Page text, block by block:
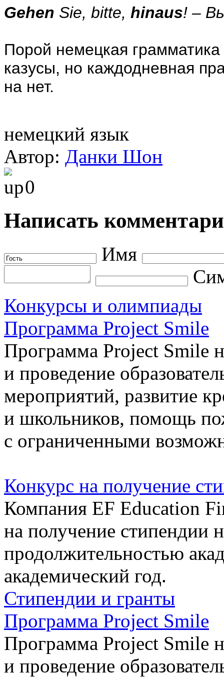
Gehen Sie, bitte, hinaus! –
Порой немецкая грамматика
казусы, но каждодневная
на нет.
немецкий язык
Автор: Данки Шон
0
Написать
Имя
Конкурсы и олимпиады
Программа Project Smile
Программа Project Smile
и проведение
мероприятий, развитие
и школьников, помощь
с ограниченными
Конкурс на получение
Компания EF Education
на получение стипендии
продолжительностью
академический год.
Стипендии и гранты
Программа Project Smile
Программа Project Smile
и проведение